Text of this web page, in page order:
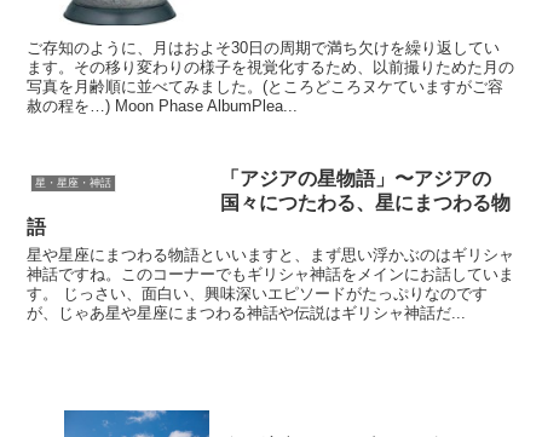
ご存知のように、月はおよそ30日の周期で満ち欠けを繰り返してい
ます。その移り変わりの様子を視覚化するため、以前撮りためた月の
写真を月齢順に並べてみました。(ところどころヌケていますがご容
赦の程を…) Moon Phase AlbumPlea...
星・星座・神話
「アジアの星物語」〜アジアの
国々につたわる、星にまつわる物
語
星や星座にまつわる物語といいますと、まず思い浮かぶのはギリシャ
神話ですね。このコーナーでもギリシャ神話をメインにお話していま
す。 じっさい、面白い、興味深いエピソードがたっぷりなのです
が、じゃあ星や星座にまつわる神話や伝説はギリシャ神話だ...